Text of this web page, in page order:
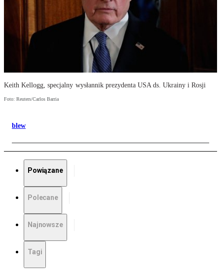
Keith Kellogg, specjalny wysłannik prezydenta USA ds. Ukrainy i Rosji
Foto: Reuters/Carlos Barria
blew
Powiązane
Polecane
Najnowsze
Tagi